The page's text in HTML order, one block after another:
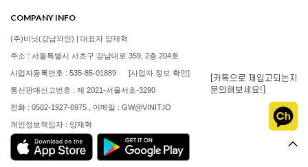
COMPANY INFO
(주)비닛(강남와인) | 대표자 양재혁
주소 : 서울특별시 서초구 강남대로 359, 2층 204호
사업자등록번호 : 535-85-01889 [사업자 정보 확인]
통신판매신고번호 : 제 2021-서울서초-3290
전화 : 0502-1927-6975 , 이메일 : GW@VINIT.IO
개인정보책임자 : 양재혁
[카톡으로 재입고되는지
문의해보세요!]